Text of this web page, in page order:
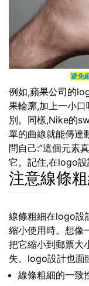
避免
例如,蘋果公司的
果輪廓,加上一小
別。同樣,Nike的
單的曲線就能傳達
問自己:”這個元素
它。記住,在logo設
注意線條
線條粗細在logo設
縮小使用時。想像
把它縮小到郵票大
失。logo設計也面
線條粗細的一致